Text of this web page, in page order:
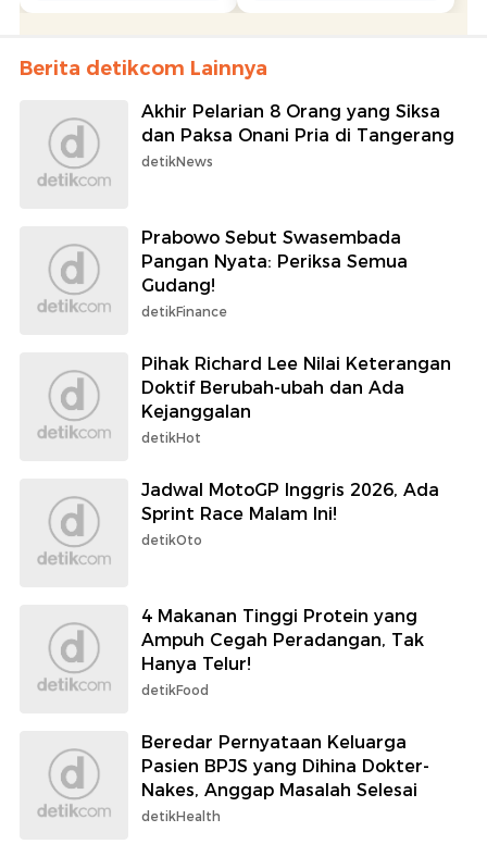
Berita detikcom Lainnya
Akhir Pelarian 8 Orang yang Siksa
dan Paksa Onani Pria di Tangerang
detikNews
Prabowo Sebut Swasembada
Pangan Nyata: Periksa Semua
Gudang!
detikFinance
Pihak Richard Lee Nilai Keterangan
Doktif Berubah-ubah dan Ada
Kejanggalan
detikHot
Jadwal MotoGP Inggris 2026, Ada
Sprint Race Malam Ini!
detikOto
4 Makanan Tinggi Protein yang
Ampuh Cegah Peradangan, Tak
Hanya Telur!
detikFood
Beredar Pernyataan Keluarga
Pasien BPJS yang Dihina Dokter-
Nakes, Anggap Masalah Selesai
detikHealth